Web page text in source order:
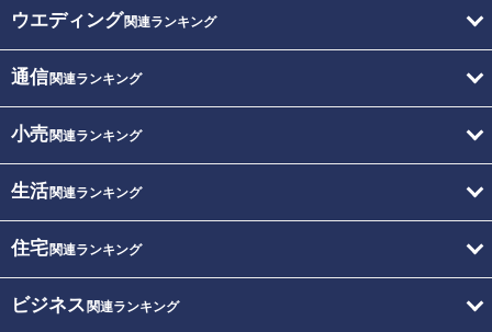
ウエディング関連ランキング
通信関連ランキング
小売関連ランキング
生活関連ランキング
住宅関連ランキング
ビジネス 関連ランキング